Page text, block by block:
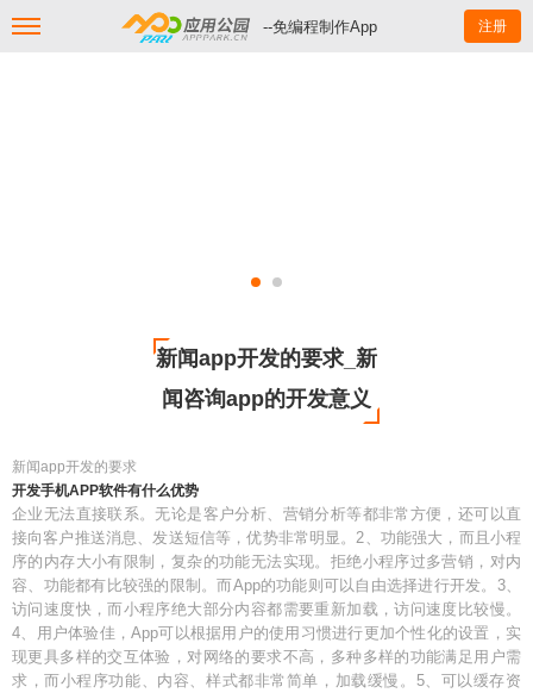
--免编程制作App 注册
新闻app开发的要求_新
闻咨询app的开发意义
新闻app开发的要求
开发手机APP软件有什么优势
企业无法直接联系。无论是客户分析、营销分析等都非常方便，还可以直
接向客户推送消息、发送短信等，优势非常明显。2、功能强大，而且小程
序的内存大小有限制，复杂的功能无法实现。拒绝小程序过多营销，对内
容、功能都有比较强的限制。而App的功能则可以自由选择进行开发。3、
访问速度快，而小程序绝大部分内容都需要重新加载，访问速度比较慢。
4、用户体验佳，App可以根据用户的使用习惯进行更加个性化的设置，实
现更具多样的交互体验，对网络的要求不高，多种多样的功能满足用户需
求，而小程序功能、内容、样式都非常简单，加载缓慢。5、可以缓存资